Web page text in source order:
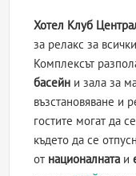
Хотел Клуб
за релакс за
Комплексът
басейн и зала за
възстановяване и
гостите могат да
където да се
от националната и